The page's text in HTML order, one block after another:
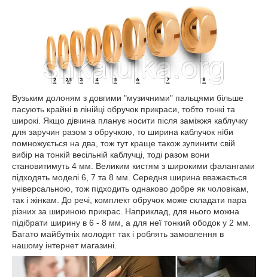
Вузьким долоням з довгими "музичними" пальцями більше
пасують крайні в лінійці обручок прикраси, тобто тонкі та
широкі. Якщо дівчина планує носити після заміжжя каблучку
для заручин разом з обручкою, то ширина каблучок ніби
помножується на два, тож тут краще також зупинити свій
вибір на тонкій весільній каблучці, тоді разом вони
становитимуть 4 мм. Великим кистям з широкими фалангами
підходять моделі 6, 7 та 8 мм. Середня ширина вважається
універсальною, тож підходить однаково добре як чоловікам,
так і жінкам. До речі, комплект обручок може складати пара
різних за шириною прикрас. Наприклад, для нього можна
підібрати ширину в 6 - 8 мм, а для неї тонкий ободок у 2 мм.
Багато майбутніх молодят так і роблять замовлення в
нашому інтернет магазині.